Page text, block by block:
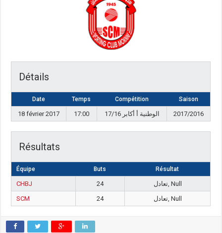
Détails
Date Temps Compétition Saison
18 février 2017 17:00 17/16 الوطنية أ أكابر 2017/2016
Résultats
Équipe Buts Résultat
CHBJ 24
تعادل, Null
SCM
24 تعادل, Null